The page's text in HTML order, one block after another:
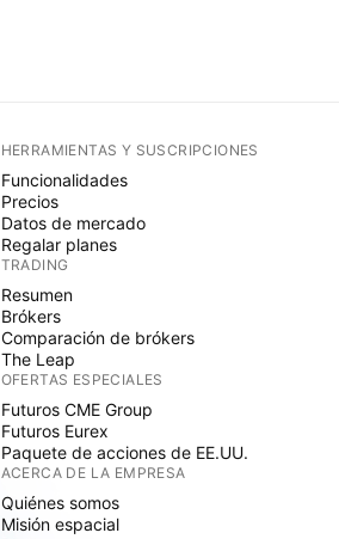
HERRAMIENTAS Y SUSCRIPCIONES
Funcionalidades
Precios
Datos de mercado
Regalar planes
TRADING
Resumen
Brókers
Comparación de brókers
The Leap
OFERTAS ESPECIALES
Futuros CME Group
Futuros Eurex
Paquete de acciones de EE.UU.
ACERCA DE LA EMPRESA
Quiénes somos
Misión espacial